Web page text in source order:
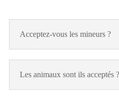
Acceptez-vous les mineurs ?
Les animaux sont ils acceptés ?